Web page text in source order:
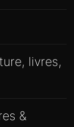
livres,
&